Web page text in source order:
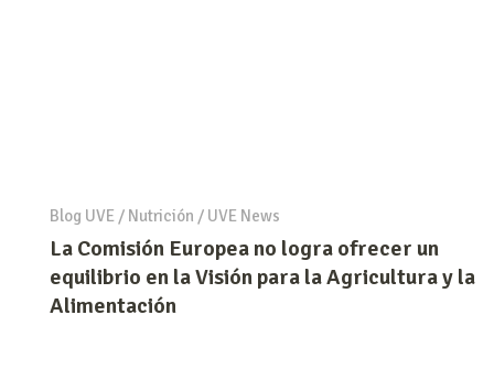
Blog UVE/ Nutrición / UVE News
La Comisión Europea no logra ofrecer un
equilibrio en la Visión para la Agricultura y la
Alimentación